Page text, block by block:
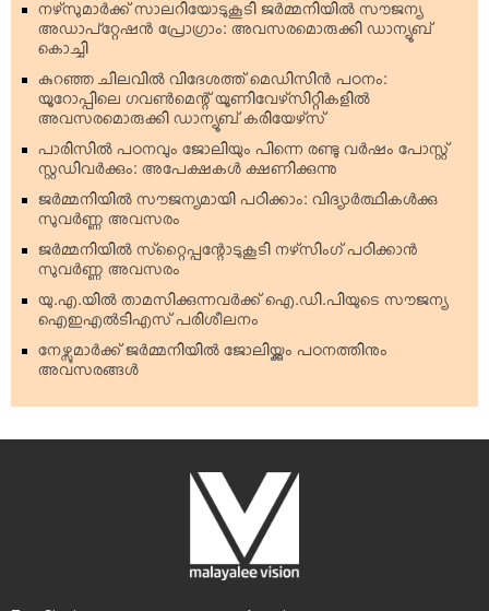
നഴ്‌സുമാര്‍ക്ക് സാലറിയോടുകൂടി ജര്‍മ്മനിയില്‍ സൗജന്യ
അഡാപ്റ്റേഷന്‍ പ്രോഗ്രാം: അവസരമൊരുക്കി ഡാന്യൂബ്
കൊച്ചി
കുറഞ്ഞ ചിലവില്‍ വിദേശത്ത് മെഡിസിന്‍ പഠനം:
യൂറോപ്പിലെ ഗവണ്‍മെന്റ് യൂണിവേഴ്‌സിറ്റികളില്‍
അവസരമൊരുക്കി ഡാന്യൂബ് കരിയേഴ്‌സ്
പാരിസില്‍ പഠനവും ജോലിയും പിന്നെ രണ്ടു വര്‍ഷം പോസ്റ്റ്
സ്റ്റഡിവര്‍ക്കും: അപേക്ഷകള്‍ ക്ഷണിക്കുന്നു
ജര്‍മ്മനിയില്‍ സൗജന്യമായി പഠിക്കാം: വിദ്യാര്‍ത്ഥികള്‍ക്കു
സുവര്‍ണ്ണ അവസരം
ജര്‍മ്മനിയില്‍ സ്‌റ്റൈപ്പന്റോടുകൂടി നഴ്‌സിംഗ് പഠിക്കാന്‍
സുവര്‍ണ്ണ അവസരം
യു.എ.യില്‍ താമസിക്കുന്നവര്‍ക്ക് ഐ.ഡി.പിയുടെ സൗജന്യ
ഐഇഎല്‍ടിഎസ് പരിശീലനം
നേഴ്സുമാര്‍ക്ക് ജര്‍മ്മനിയില്‍ ജോലിയ്ക്കും പഠനത്തിനും
അവസരങ്ങള്‍